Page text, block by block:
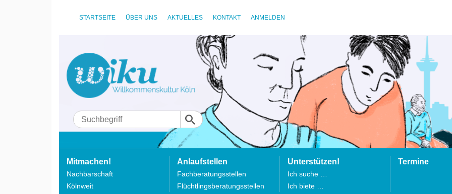
STARTSEITE ÜBER UNS AKTUELLES KONTAKT ANMELDEN
Mitmachen!
Nachbarschaft
Kölnweit
Anlaufstellen
Fachberatungsstellen
Flüchtlingsberatungsstellen
Unterstützen!
Ich suche …
Ich biete …
Termine